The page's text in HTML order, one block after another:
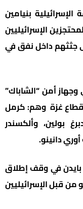
بنيامين
الإسرائيليين
جثثهم داخل نفق في
أمن “الشاباك”
من قطاع غزة وهم: كرمل
بولين، وألكسندر
دانينو.
بايدن في وقف إطلاق
قبل الإسرائيليين